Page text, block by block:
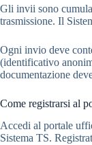
Gli invii sono
trasmissione. Il
Ogni invio deve
(identificativo
documentazione
Come registrarsi al
Accedi al portale
Sistema TS.